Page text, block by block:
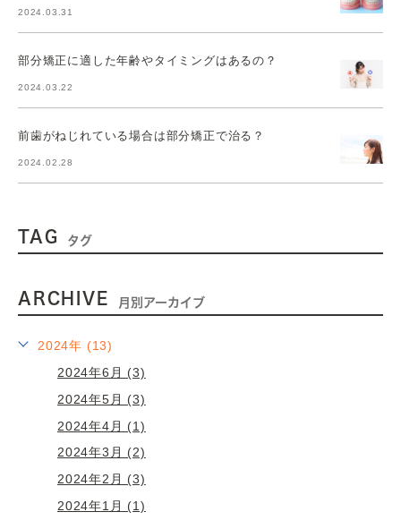
2024.03.31
部分矯正に適した年齢やタイミングはあるの？
2024.03.22
前歯がねじれている場合は部分矯正で治る？
2024.02.28
TAG タグ
ARCHIVE 月別アーカイブ
2024年 (13)
2024年6月 (3)
2024年5月 (3)
2024年4月 (1)
2024年3月 (2)
2024年2月 (3)
2024年1月 (1)